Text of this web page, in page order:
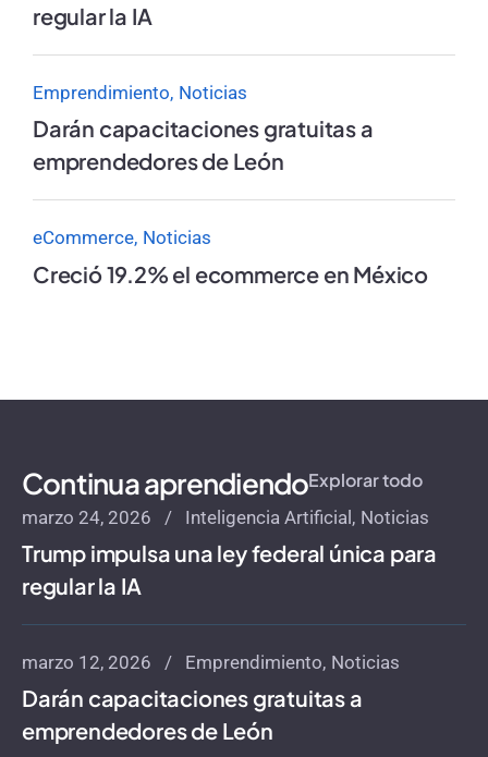
regular la IA
Emprendimiento Noticias
Darán capacitaciones gratuitas a
emprendedores de León
eCommerce Noticias
Creció 19.2% el ecommerce en México
Continua aprendiendoExplorar todo
marzo 24, 2026 Inteligencia Artificial Noticias
Trump impulsa una ley federal única para
regular la IA
marzo 12, 2026 Emprendimiento Noticias
Darán capacitaciones gratuitas a
emprendedores de León